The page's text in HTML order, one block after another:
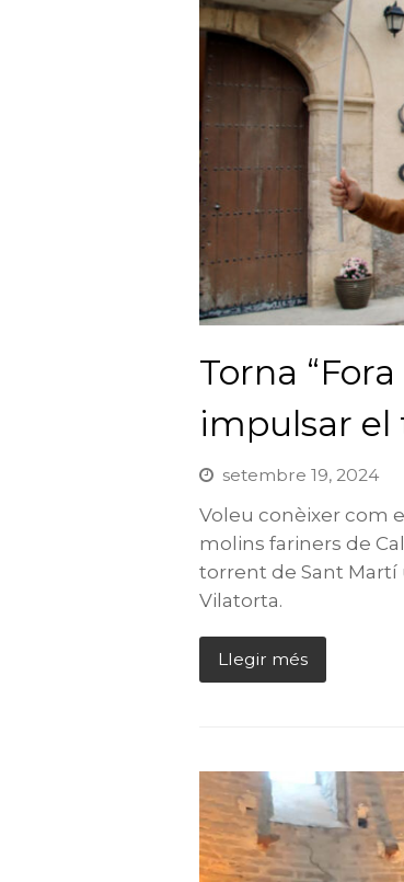
Torna
impulsar el
setembre 19, 2024
Voleu conèixer com
molins fariners de
torrent de Sant Martí
Vilatorta.
Llegir més